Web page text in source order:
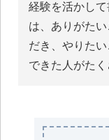
経験を活かし
は、ありがた
だき、やりた
できた人がたく